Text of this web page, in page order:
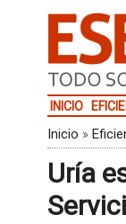
INICIO
Inicio »
Uría